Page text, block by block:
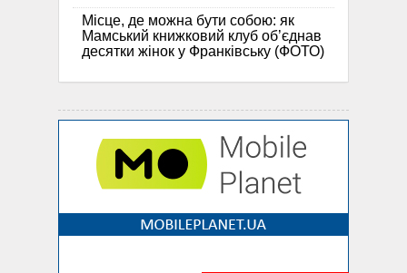
Місце, де можна бути собою: як
Мамський книжковий клуб об’єднав
десятки жінок у Франківську (ФОТО)